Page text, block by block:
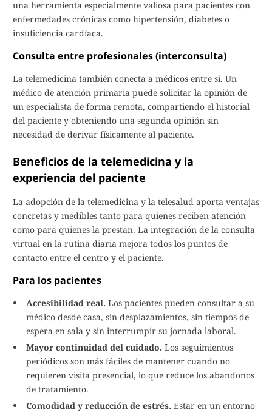
una herramienta especialmente valiosa para pacientes con
enfermedades crónicas como hipertensión, diabetes o
insuficiencia cardíaca.
Consulta entre profesionales (interconsulta)
La telemedicina también conecta a médicos entre sí. Un
médico de atención primaria puede solicitar la opinión de
un especialista de forma remota, compartiendo el historial
del paciente y obteniendo una segunda opinión sin
necesidad de derivar físicamente al paciente.
Beneficios de la telemedicina y la
experiencia del paciente
La adopción de la telemedicina y la telesalud aporta ventajas
concretas y medibles tanto para quienes reciben atención
como para quienes la prestan. La integración de la consulta
virtual en la rutina diaria mejora todos los puntos de
contacto entre el centro y el paciente.
Para los pacientes
Accesibilidad real. Los pacientes pueden consultar a su
médico desde casa, sin desplazamientos, sin tiempos de
espera en sala y sin interrumpir su jornada laboral.
Mayor continuidad del cuidado. Los seguimientos
periódicos son más fáciles de mantener cuando no
requieren visita presencial, lo que reduce los abandonos
de tratamiento.
Comodidad y reducción de estrés. Estar en un entorno